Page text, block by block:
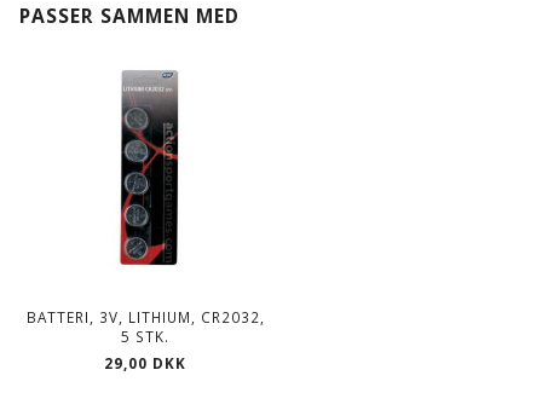
PASSER SAMMEN MED
BATTERI, 3V, LITHIUM, CR2032,
5 STK.
29,00 DKK